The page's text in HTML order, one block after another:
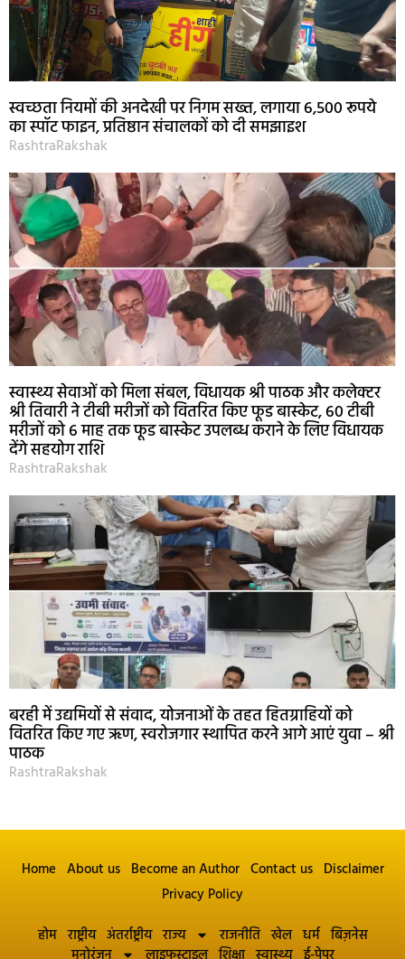
स्वच्छता नियमों की अनदेखी पर निगम सख्त, लगाया 6,500 रूपये
का स्पॉट फाइन, प्रतिष्ठान संचालकों को दी समझाइश
RashtraRakshak
स्वास्थ्य सेवाओं को मिला संबल, विधायक श्री पाठक और कलेक्टर
श्री तिवारी ने टीबी मरीजों को वितरित किए फूड बास्केट, 60 टीबी
मरीजों को 6 माह तक फूड बास्केट उपलब्ध कराने के लिए विधायक
देंगे सहयोग राशि
RashtraRakshak
बरही में उद्यमियों से संवाद, योजनाओं के तहत हितग्राहियों को
वितरित किए गए ऋण, स्वरोजगार स्थापित करने आगे आएं युवा – श्री
पाठक
RashtraRakshak
Home About us Become an Author Contact us Disclaimer
Privacy Policy
होम राष्ट्रीय अंतर्राष्ट्रीय राज्य राजनीति खेल धर्म बिज़नेस